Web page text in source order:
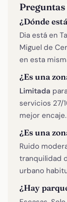
¿Dónde
Dia está en
Miguel de
en esta
¿Es una
Limitada
servicios 27/
mejor
¿Es una
Ruido
tranquilidad
urbano
¿Hay